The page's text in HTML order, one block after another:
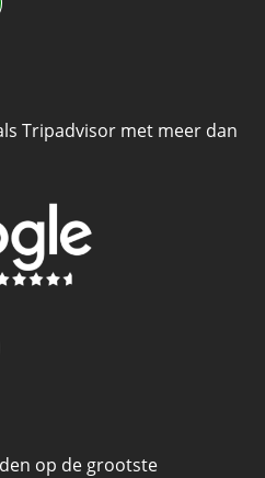
Tripadvisor met meer dan
op de grootste